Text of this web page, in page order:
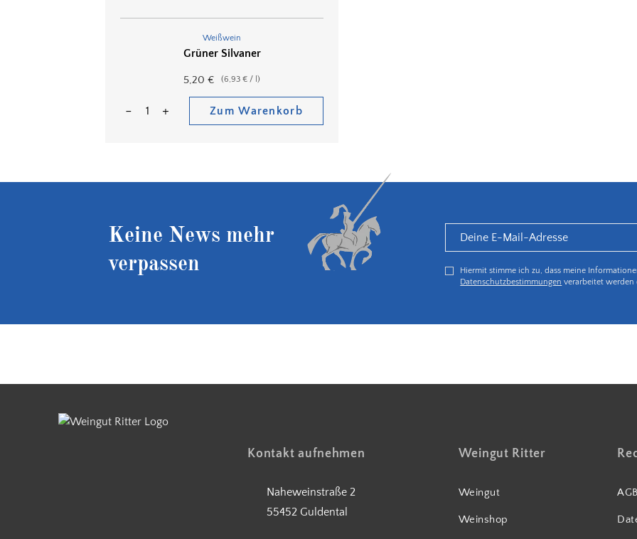
Weißwein
Grüner Silvaner
5,20 € (6,93 € / )
Zum Warenkorb
Keine News mehr
verpassen
Hiermit stimme ich zu, dass meine
Datenschutzbestimmungen verarbeitet werden
Kontakt aufnehmen
Naheweinstraße 2
55452 Guldental
Weingut Ritter
Weingut
Weinshop
AGB